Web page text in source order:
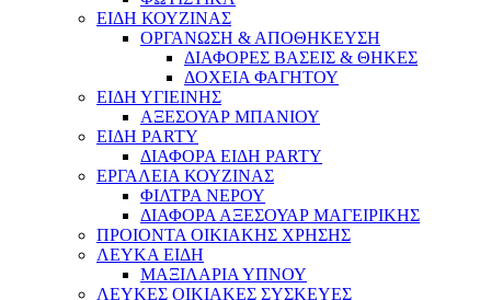
ΕΙΔΗ ΚΟΥΖΙΝΑΣ
ΟΡΓΑΝΩΣΗ & ΑΠΟΘΗΚΕΥΣΗ
ΔΙΑΦΟΡΕΣ ΒΑΣΕΙΣ & ΘΗΚΕΣ
ΔΟΧΕΙΑ ΦΑΓΗΤΟΥ
ΕΙΔΗ ΥΓΙΕΙΝΗΣ
ΑΞΕΣΟΥΑΡ ΜΠΑΝΙΟΥ
ΕΙΔΗ PARTY
ΔΙΑΦΟΡΑ ΕΙΔΗ PARTY
ΕΡΓΑΛΕΙΑ ΚΟΥΖΙΝΑΣ
ΦΙΛΤΡΑ ΝΕΡΟΥ
ΔΙΑΦΟΡΑ ΑΞΕΣΟΥΑΡ ΜΑΓΕΙΡΙΚΗΣ
ΠΡΟΙΟΝΤΑ ΟΙΚΙΑΚΗΣ ΧΡΗΣΗΣ
ΛΕΥΚΑ ΕΙΔΗ
ΜΑΞΙΛΑΡΙΑ ΥΠΝΟΥ
ΛΕΥΚΕΣ ΟΙΚΙΑΚΕΣ ΣΥΣΚΕΥΕΣ